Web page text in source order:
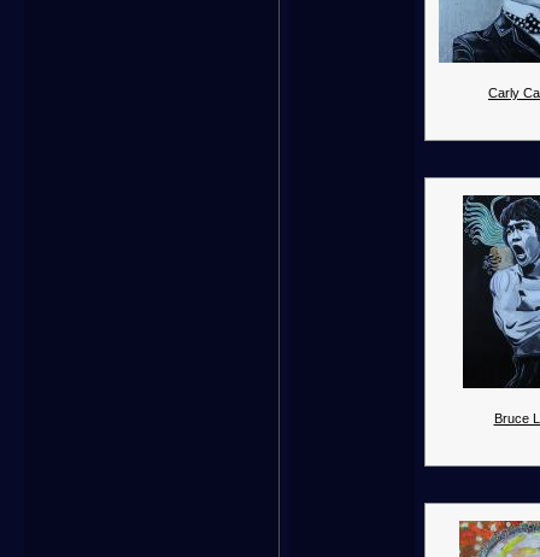
Carly
Bruce